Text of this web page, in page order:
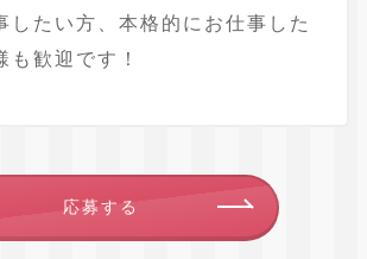
したい方、本格的にお仕事した
も歓迎です！
応募する